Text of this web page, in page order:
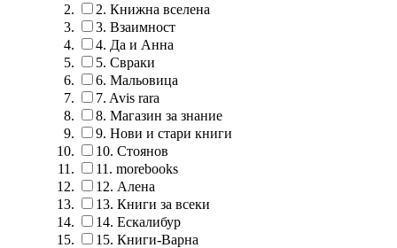
2. Книжна вселена
3. Взаимност
4. Да и Анна
5. Свраки
6. Мальовица
7. Avis rara
8. Магазин за знание
9. Нови и стари книги
10. Стоянов
11. morebooks
12. Алена
13. Книги за всеки
14. Ескалибур
15. Книги-Варна